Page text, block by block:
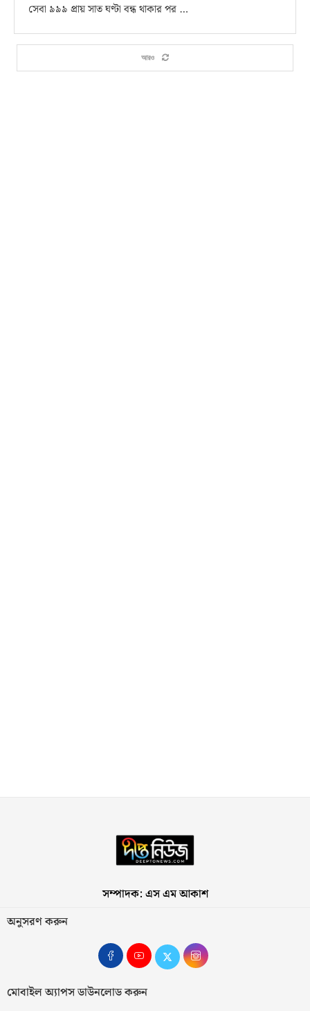
সেবা ৯৯৯ প্রায় সাত ঘণ্টা বন্ধ থাকার পর …
আরও
সম্পাদক: এস এম আকাশ
অনুসরণ করুন
মোবাইল অ্যাপস ডাউনলোড করুন